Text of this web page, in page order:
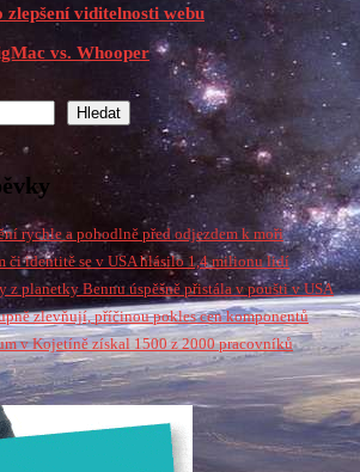
viditelnosti webu
vs. Whooper
Hledat
rychle a pohodlně před odjezdem k moři
či identitě se v USA hlásilo 1,4 milionu lidí
z planetky Bennu úspěšně přistála v poušti v USA
zlevňují, příčinou pokles cen komponentů
v Kojetíně získal 1500 z 2000 pracovníků